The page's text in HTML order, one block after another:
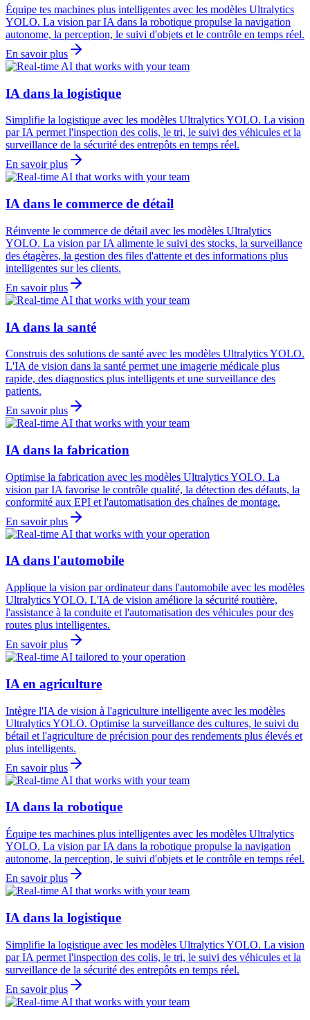
Équipe tes machines plus intelligentes avec les modèles Ultralytics
YOLO. La vision par IA dans la robotique propulse la navigation
autonome, la perception, le suivi d'objets et le contrôle en temps réel.
En savoir plus
IA dans la logistique
Simplifie la logistique avec les modèles Ultralytics YOLO. La vision
par IA permet l'inspection des colis, le tri, le suivi des véhicules et la
surveillance de la sécurité des entrepôts en temps réel.
En savoir plus
IA dans le commerce de détail
Réinvente le commerce de détail avec les modèles Ultralytics
YOLO. La vision par IA alimente le suivi des stocks, la surveillance
des étagères, la gestion des files d'attente et des informations plus
intelligentes sur les clients.
En savoir plus
IA dans la santé
Construis des solutions de santé avec les modèles Ultralytics YOLO.
L'IA de vision dans la santé permet une imagerie médicale plus
rapide, des diagnostics plus intelligents et une surveillance des
patients.
En savoir plus
IA dans la fabrication
Optimise la fabrication avec les modèles Ultralytics YOLO. La
vision par IA favorise le contrôle qualité, la détection des défauts, la
conformité aux EPI et l'automatisation des chaînes de montage.
En savoir plus
IA dans l'automobile
Applique la vision par ordinateur dans l'automobile avec les modèles
Ultralytics YOLO. L'IA de vision améliore la sécurité routière,
l'assistance à la conduite et l'automatisation des véhicules pour des
routes plus intelligentes.
En savoir plus
IA en agriculture
Intègre l'IA de vision à l'agriculture intelligente avec les modèles
Ultralytics YOLO. Optimise la surveillance des cultures, le suivi du
bétail et l'agriculture de précision pour des rendements plus élevés et
plus intelligents.
En savoir plus
IA dans la robotique
Équipe tes machines plus intelligentes avec les modèles Ultralytics
YOLO. La vision par IA dans la robotique propulse la navigation
autonome, la perception, le suivi d'objets et le contrôle en temps réel.
En savoir plus
IA dans la logistique
Simplifie la logistique avec les modèles Ultralytics YOLO. La vision
par IA permet l'inspection des colis, le tri, le suivi des véhicules et la
surveillance de la sécurité des entrepôts en temps réel.
En savoir plus